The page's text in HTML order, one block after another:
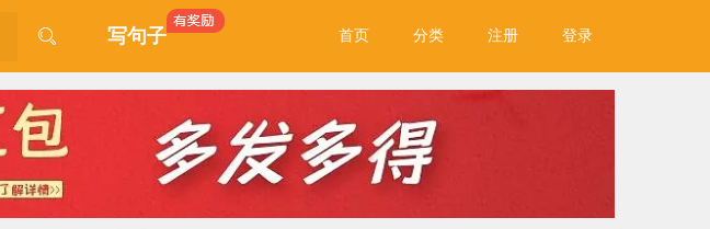
写句子 首页 分类 注册 登录